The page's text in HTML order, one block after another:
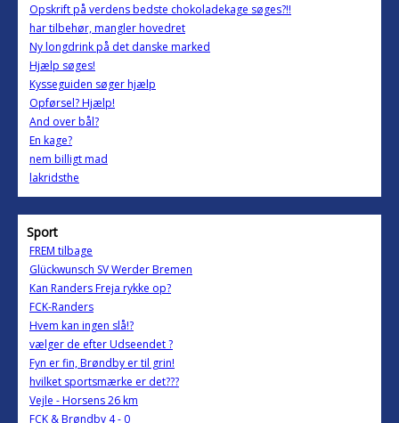
Opskrift på verdens bedste chokoladekage søges?!!
har tilbehør, mangler hovedret
Ny longdrink på det danske marked
Hjælp søges!
Kysseguiden søger hjælp
Opførsel? Hjælp!
And over bål?
En kage?
nem billigt mad
lakridsthe
Sport
FREM tilbage
Glückwunsch SV Werder Bremen
Kan Randers Freja rykke op?
FCK-Randers
Hvem kan ingen slå!?
vælger de efter Udseendet ?
Fyn er fin, Brøndby er til grin!
hvilket sportsmærke er det???
Vejle - Horsens 26 km
FCK & Brøndby 4 - 0